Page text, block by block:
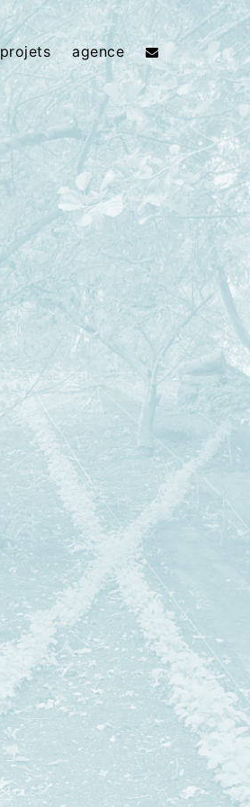
projets agence